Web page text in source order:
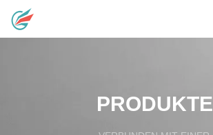
PRODUKTE